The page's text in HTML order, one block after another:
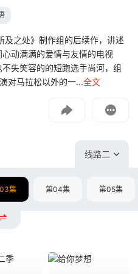
之处》制作组的后续作，讲述
动满满的爱情与友情的电视
失笑容的的短跑选手尚河，组
对马拉松以外的一...全文
无法播放请提交给我们
线路二
集 第04集 第05集